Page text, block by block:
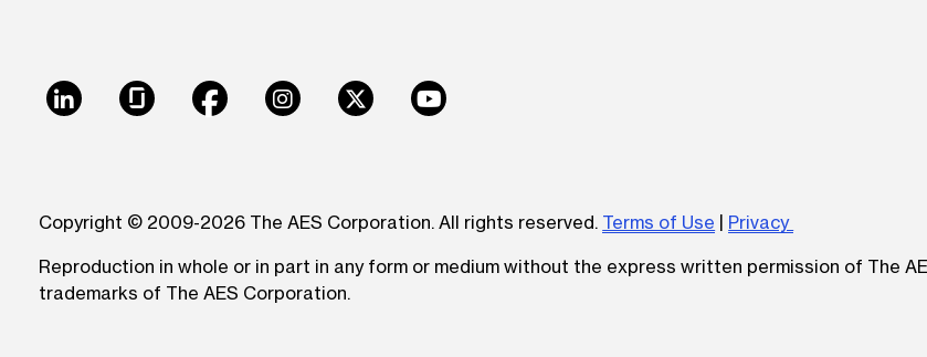
LinkedInGlassdoorFacebookInstagram
X Youtube
Copyright © 2009-2026 The AES Corporation. All rights reserved. Terms of Use
Privacy
Reproduction in whole or in part in any form or medium without the express written permission of The
trademarks of The AES Corporation.